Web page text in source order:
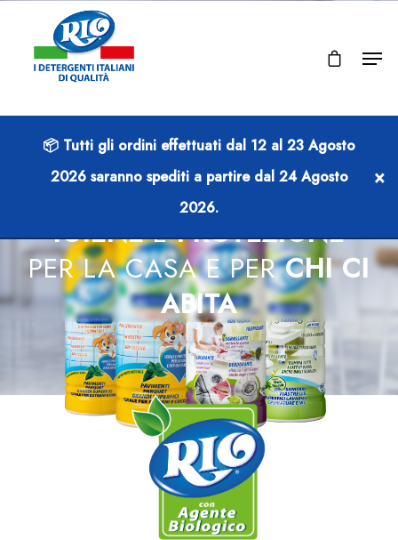
IGIENEEPROTEZIONE
PER LA CASA E PERCHI CI
ABITA
📦 Tutti gli ordini effettuati dal 12 al 23 Agosto
2026saranno spediti a partire dal 24 Agosto
2026.
×